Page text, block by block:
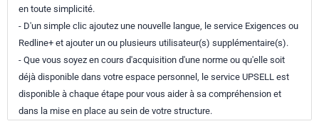
en toute simplicité.
- D'un simple clic ajoutez une nouvelle langue, le service Exigences ou
Redline+ et ajouter un ou plusieurs utilisateur(s) supplémentaire(s).
- Que vous soyez en cours d'acquisition d'une norme ou qu'elle soit
déjà disponible dans votre espace personnel, le service UPSELL est
disponible à chaque étape pour vous aider à sa compréhension et
dans la mise en place au sein de votre structure.